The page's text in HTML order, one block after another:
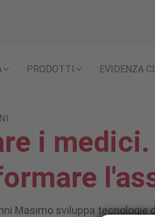
PRODOTTI EVIDENZA
i medici.
Masimo sviluppa tecnologie